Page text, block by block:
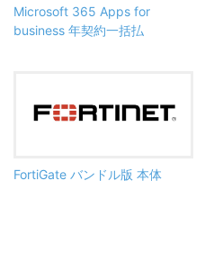
Microsoft 365 Apps for
business 年契約一括払
FortiGate バンドル版 本体